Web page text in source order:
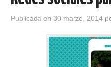
o
k
n
Publicada en30 marzo, 2014